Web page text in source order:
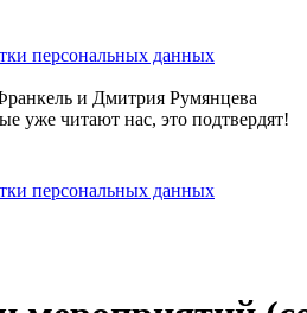
персональных данных
и Дмитрия Румянцева
уже читают нас, это подтвердят!
персональных данных